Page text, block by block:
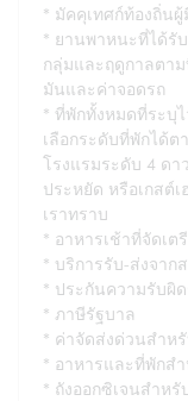
มัคคุเทศก์ท้องถิ่น
ยานพาหนะที่ได้รั
กลุ่มและฤดูกาลตา
มันและค่าจอดรถ
ที่พักทั้งหมดที่ระบุ
เลือกระดับที่พักได้ต
โรงแรมระดับ 4 ดา
ประหยัด หรือเกสต์
เราทราบ
อาหารเช้าที่จัดเ
บริการรับ-ส่งจา
ประกันความรับผิ
ภาษีรัฐบาล
ค่าจัดส่งด่วนสำหรั
อาหารและที่พักส
ถังออกซิเจนสำห